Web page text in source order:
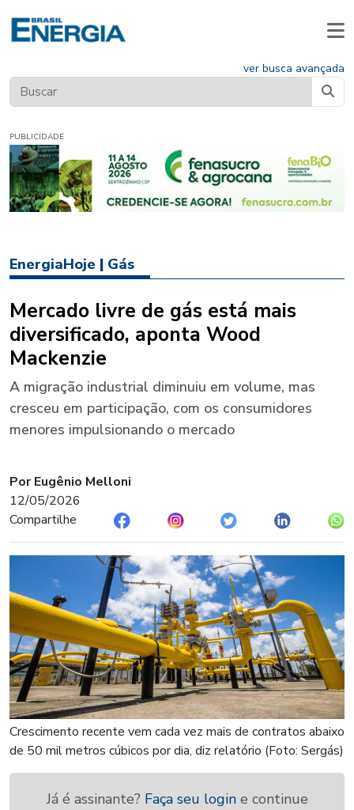
ver busca avançada
PUBLICIDADE
EnergiaHoje | Gás
Mercado livre de gás está mais
diversificado, aponta Wood
Mackenzie
A migração industrial diminuiu em volume, mas
cresceu em participação, com os consumidores
menores impulsionando o mercado
Por Eugênio Melloni
12/05/2026
Compartilhe
Crescimento recente vem cada vez mais de contratos abaixo
de 50 mil metros cúbicos por dia, diz relatório (Foto: Sergás)
Já é assinante? Faça seu login e continue